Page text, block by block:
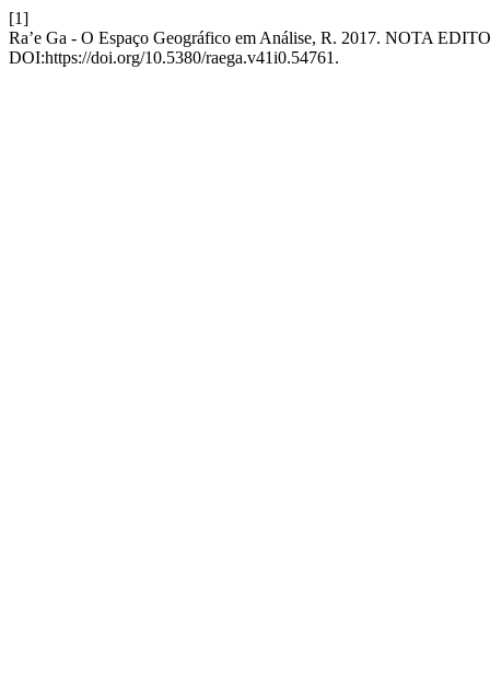
[1]
Ra’e Ga - O Espaço Geográfico em Análise, R. 2017. NOTA
DOI:https://doi.org/10.5380/raega.v41i0.54761.